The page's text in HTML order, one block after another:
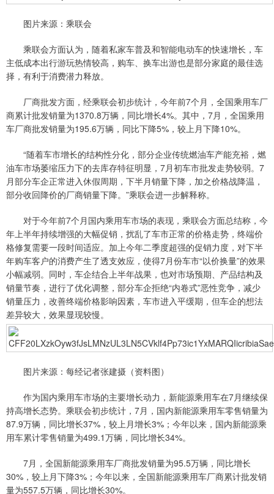
图片来源：乘联会
乘联会方面认为，随着私家车普及和智能电动车的快速增长，车
主低成本出行游玩热情较高，购车、换车出游也是部分家庭的最佳选
择，有利于消费潜力释放。
厂商批发方面，经乘联会初步统计，今年前7个月，全国乘用车厂
商累计批发销量为1370.8万辆，同比增长4%。其中，7月，全国乘用
车厂商批发销量为195.6万辆，同比下降5%，较上月下降10%。
“随着车市增长的结构性分化，部分企业传统燃油车产能充裕，燃
油车市场萎缩压力下的去库存特征明显，7月初车市批发走势较弱。7
月部分车企正常进入休假周期，下半月销量下降，加之价格战降温，
部分收回降价的厂商销量下降。”乘联会进一步解释称。
对于今年前7个月国内乘用车市场的表现，乘联会方面总结称，今
年上半年持续增强的大幅促销，扰乱了车市正常的价格走势，终端价
格修复需要一段时间适应。加上今年二季度超强的促销力度，对下半
年购车客户的消费产生了透支效应，使得7月份车市“以价换量”的效果
小幅减弱。同时，车企结合上半年战果，也对市场预期、产品结构及
销量节奏，进行了优化调整，部分车企拒绝“内卷式”恶性竞争，减少
销量压力，改善终端价格影响因素，车市进入平缓期，但车企的想法
差异较大，效果显现较慢。
图片来源：每经记者张建摄（资料图）
作为国内乘用车市场的主要增长动力，新能源乘用车在7月继续保
持高增长态势。乘联会初步统计，7月，国内新能源乘用车零售销量为
87.9万辆，同比增长37%，较上月增长3%；今年以来，国内新能源乘
用车累计零售销量为499.1万辆，同比增长34%。
7月，全国新能源乘用车厂商批发销量为95.5万辆，同比增长
30%，较上月下降3%；今年以来，全国新能源乘用车厂商累计批发销
量为557.5万辆，同比增长30%。